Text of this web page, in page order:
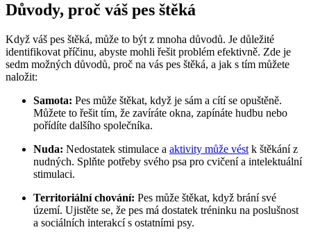
Důvody, proč váš pes štěká
Když váš pes štěká, může to být z mnoha důvodů. Je důležité
identifikovat příčinu, abyste mohli řešit problém efektivně. Zde je
sedm možných důvodů, proč na vás pes štěká, a jak s tím můžete
naložit:
Samota: Pes může štěkat, když je sám a cítí se opuštěně.
Můžete to řešit tím, že zavíráte okna, zapínáte hudbu nebo
pořídíte dalšího společníka.
Nuda: Nedostatek stimulace a aktivity může vést k štěkání z
nudných. Splňte potřeby svého psa pro cvičení a intelektuální
stimulaci.
Territoriální chování: Pes může štěkat, když brání své
území. Ujistěte se, že pes má dostatek tréninku na poslušnost
a sociálních interakcí s ostatními psy.